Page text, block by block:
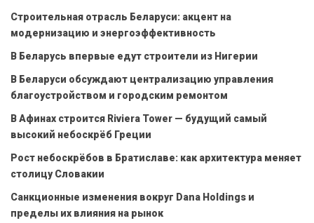
Строительная отрасль Беларуси: акцент на
модернизацию и энергоэффективность
В Беларусь впервые едут строители из Нигерии
В Беларуси обсуждают централизацию управления
благоустройством и городским ремонтом
В Афинах строится Riviera Tower — будущий самый
высокий небоскрёб Греции
Рост небоскрёбов в Братиславе: как архитектура меняет
столицу Словакии
Санкционные изменения вокруг Dana Holdings и
пределы их влияния на рынок